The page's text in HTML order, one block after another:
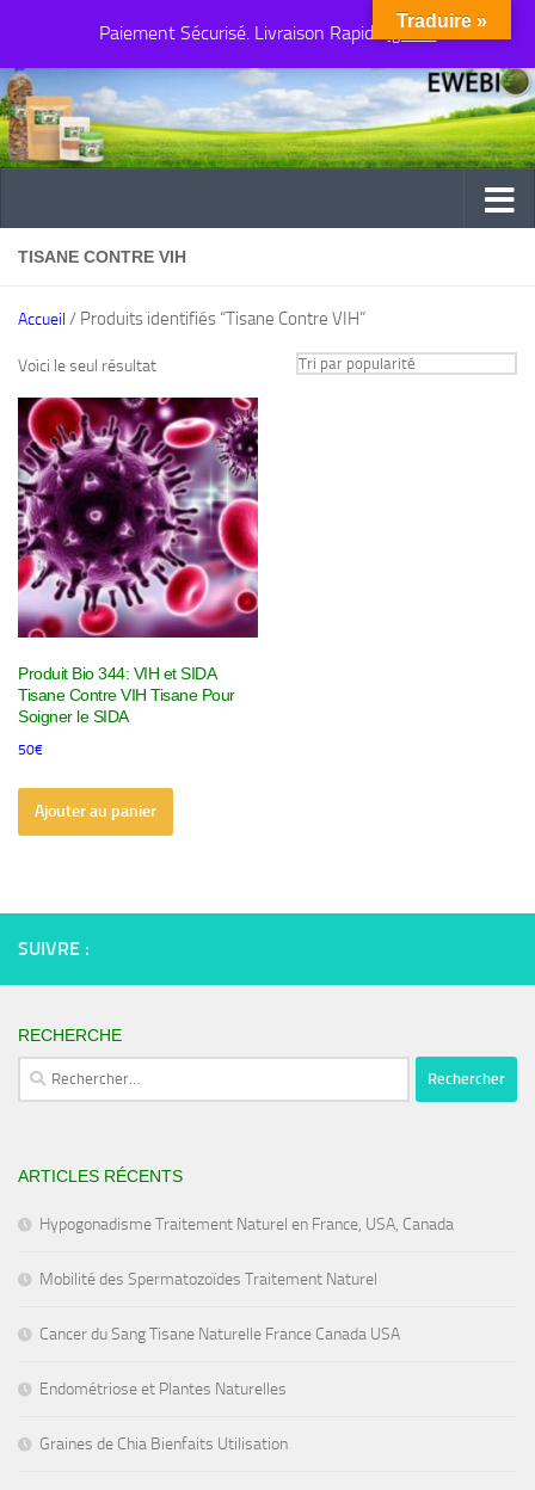
Paiement Sécurisé. Livraison Rapide Ignorer
Au dessous du contenu
TISANE CONTRE VIH
Accueil / Produits identifiés “Tisane Contre VIH”
Voici le seul résultat
Produit Bio 344: VIH et SIDA
Tisane Contre VIH Tisane Pour
Soigner le SIDA
50€
Ajouter au panier
SUIVRE :
RECHERCHE
Rechercher :
ARTICLES RÉCENTS
Hypogonadisme Traitement Naturel en France, USA, Canada
Mobilité des Spermatozoïdes Traitement Naturel
Cancer du Sang Tisane Naturelle France Canada USA
Endométriose et Plantes Naturelles
Graines de Chia Bienfaits Utilisation
Traduire »